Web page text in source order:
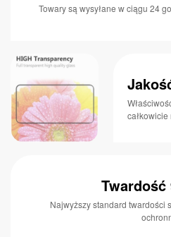
Towary są wysyłane w ciągu 24
Twardość
Najwyższy standard twardości